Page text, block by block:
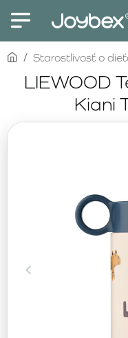
LIEWOOD
Kiani
homeStarostlivosť o